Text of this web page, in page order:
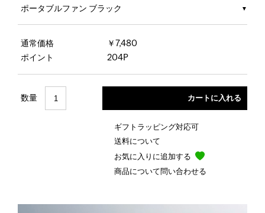
ポータブルファン ブラック
通常価格
￥7,480
ポイント
204P
数量
ギフトラッピング対応可
送料について
お気に入りに追加する
商品について問い合わせる